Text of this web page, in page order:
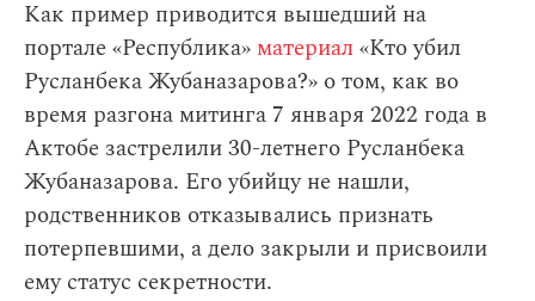
Как пример приводится вышедший на
портале «Республика» материал«Кто убил
Русланбека Жубаназарова?» о том, как во
время разгона митинга 7 января 2022 года в
Актобе застрелили 30-летнего Русланбека
Жубаназарова. Его убийцу не нашли,
родственников отказывались признать
потерпевшими, а дело закрыли и присвоили
ему статус секретности.